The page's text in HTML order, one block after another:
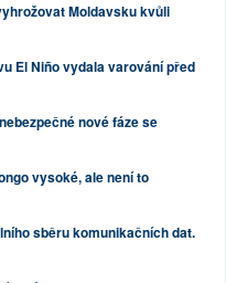
Moldavsku kvůli
El Niño vydala varování před
nové fáze se
vysoké, ale není to
sběru komunikačních dat.